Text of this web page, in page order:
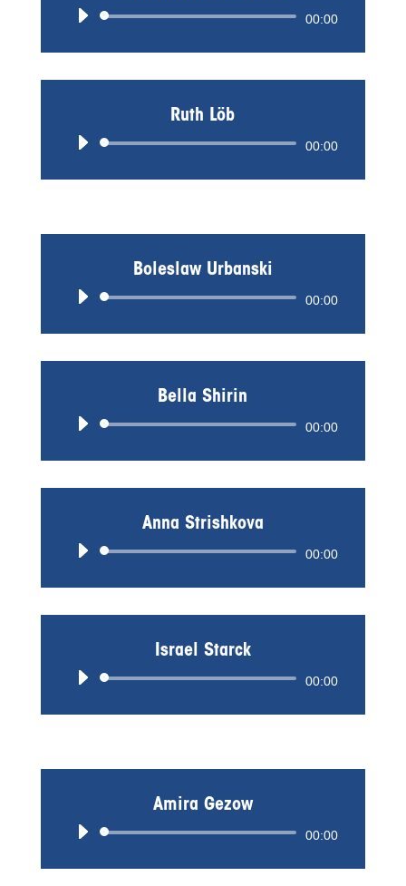
Audio-
00:00
Ruth Löb
Audio-
00:00
Boleslaw Urbanski
Audio-
00:00
Bella Shirin
Audio-
00:00
Anna Strishkova
Audio-
00:00
Israel Starck
Audio-
00:00
Amira Gezow
Audio-
00:00